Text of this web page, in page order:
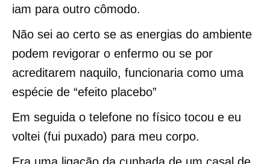
iam para outro cômodo.
Não sei ao certo se as energias do ambiente
podem revigorar o enfermo ou se por
acreditarem naquilo, funcionaria como uma
espécie de “efeito placebo”
Em seguida o telefone no físico tocou e eu
voltei (fui puxado) para meu corpo.